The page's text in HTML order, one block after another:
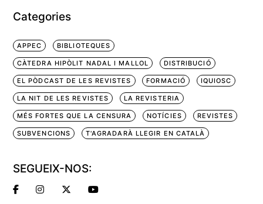
Categories
APPEC BIBLIOTEQUES
CÀTEDRA HIPÒLIT NADAL I MALLOL DISTRIBUCIÓ
EL PÒDCAST DE LES REVISTES FORMACIÓ IQUIOSC
LA NIT DE LES REVISTES LA REVISTERIA
MÉS FORTES QUE LA CENSURA NOTÍCIES REVISTES
SUBVENCIONS T'AGRADARÀ LLEGIR EN CATALÀ
SEGUEIX-NOS: